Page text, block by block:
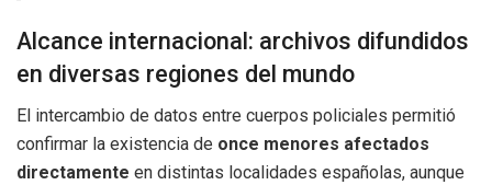
Alcance internacional: archivos difundidos
en diversas regiones del mundo
El intercambio de datos entre cuerpos policiales permitió
confirmar la existencia de once menores afectados
directamente en distintas localidades españolas, aunque